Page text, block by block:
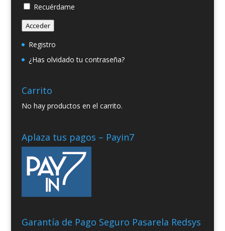
Recuérdame
Acceder
Registro
¿Has olvidado tu contraseña?
Carrito
No hay productos en el carrito.
Aplaza tus pagos – Payin7
Garantía de Pago Seguro Pasarela Redsys